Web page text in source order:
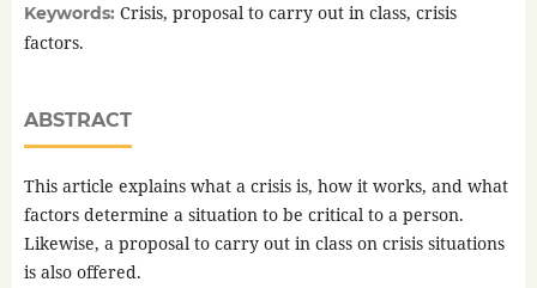
Keywords: Crisis, proposal to carry out in class, crisis
factors.
ABSTRACT
This article explains what a crisis is, how it works, and what
factors determine a situation to be critical to a person.
Likewise, a proposal to carry out in class on crisis situations
is also offered.